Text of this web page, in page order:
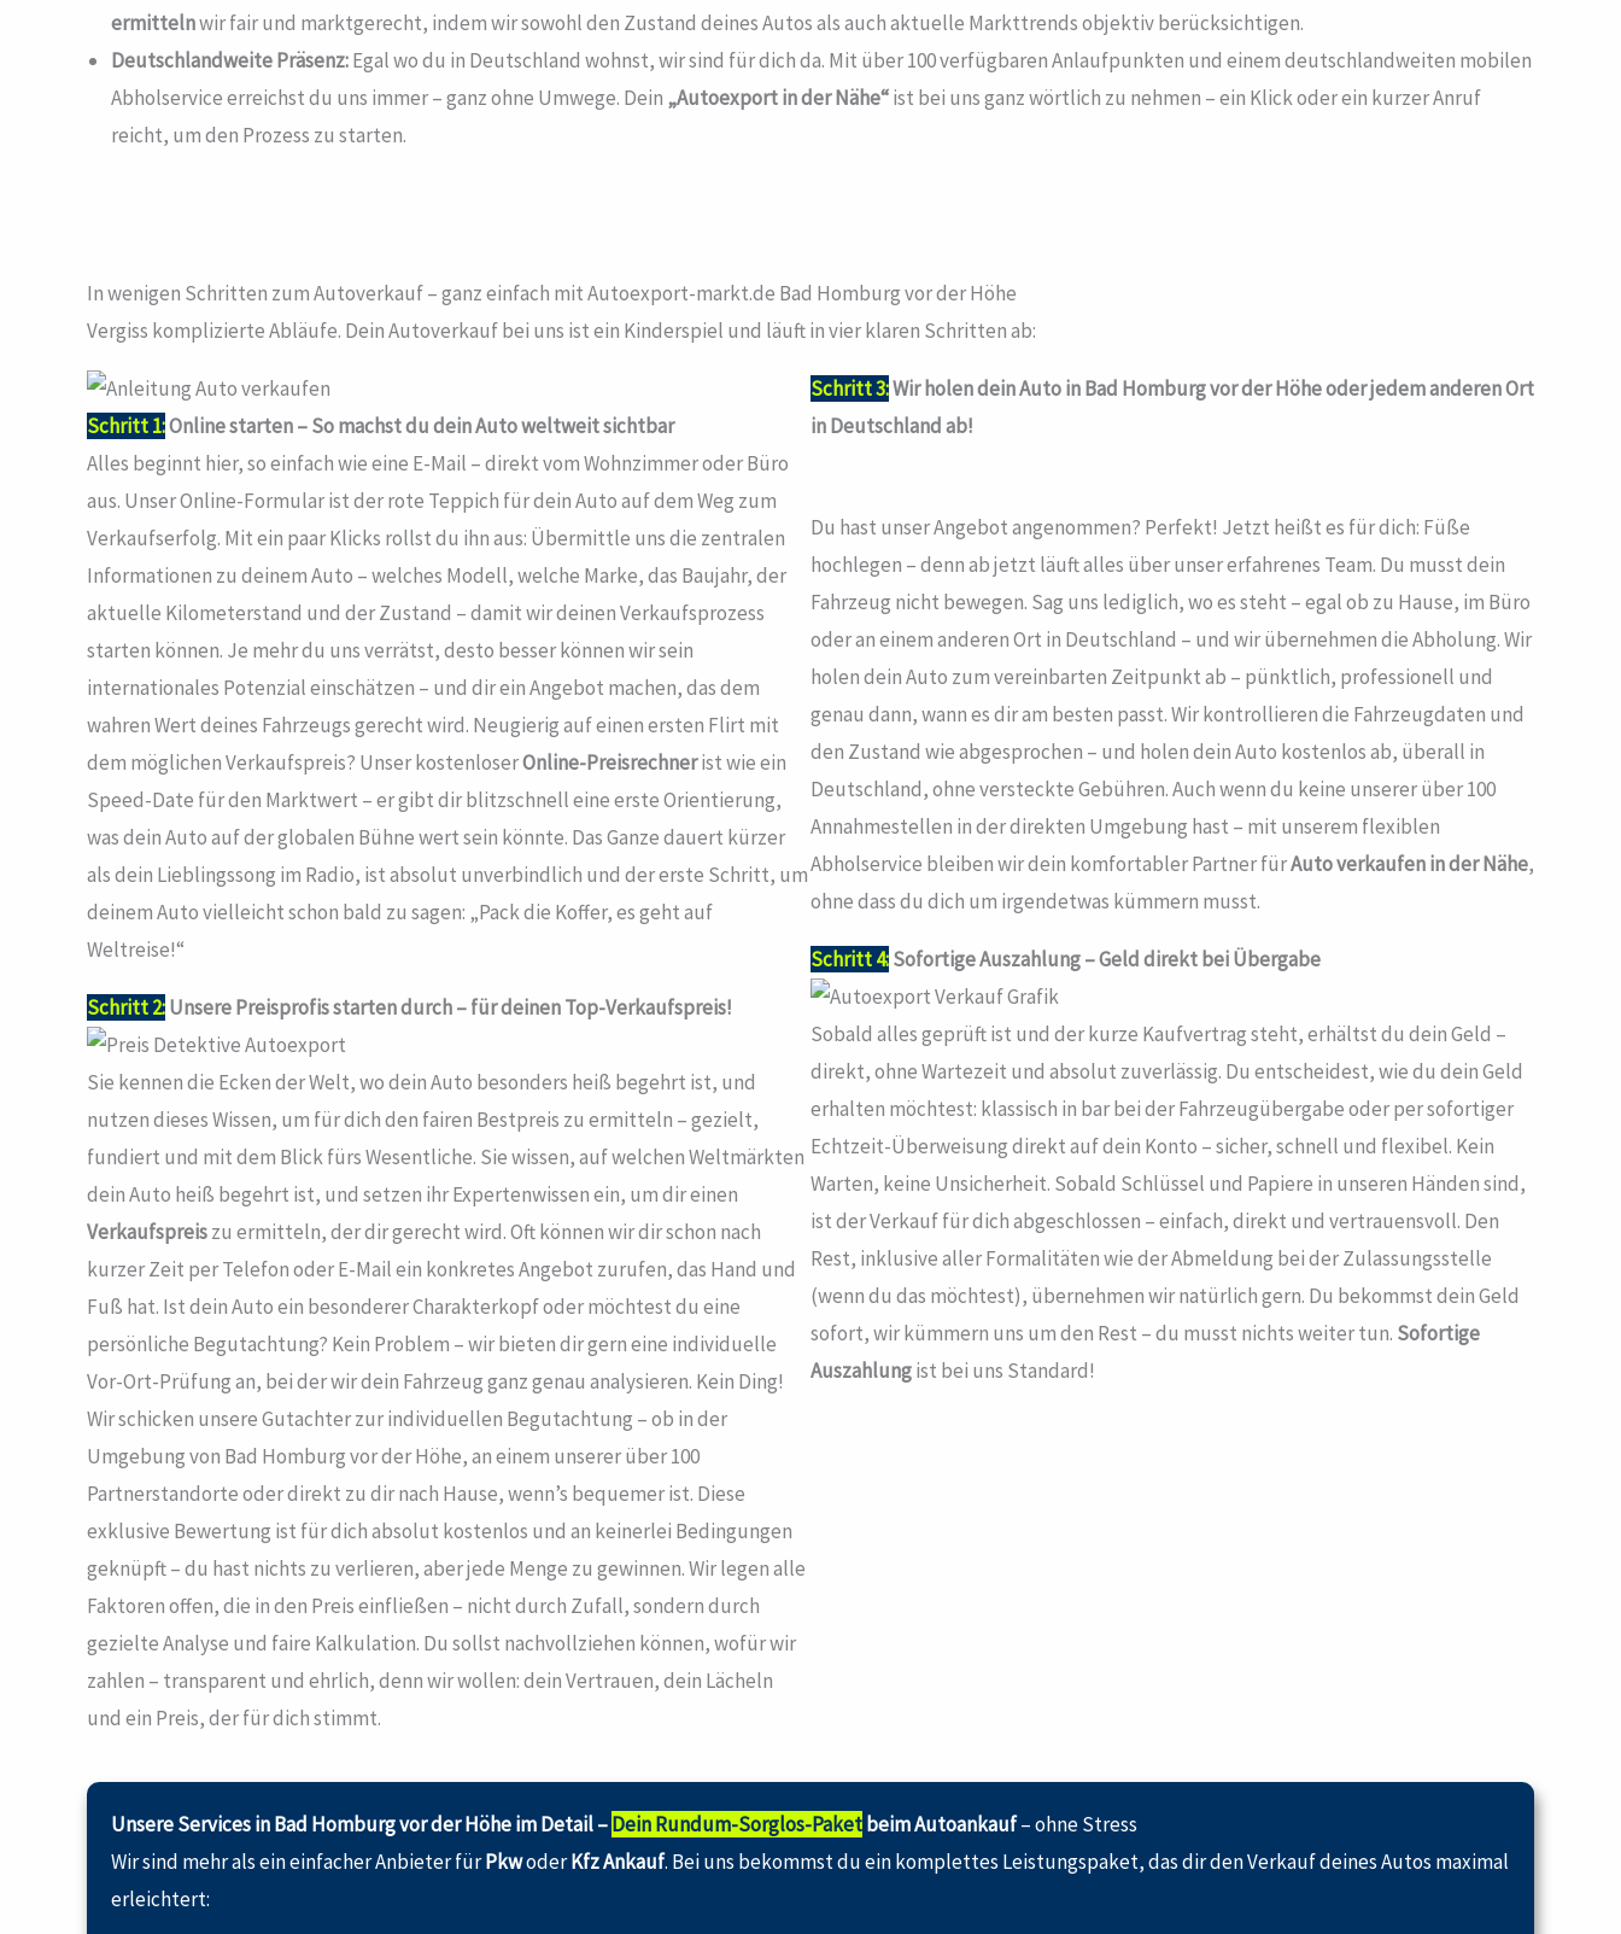
ermittelnwir fair und marktgerecht, indem wir sowohl den Zustand deines Autos als auch aktuelle Markttrends objektiv berücksichtigen.
Deutschlandweite Präsenz:Egal wo du in Deutschland wohnst, wir sind für dich da. Mit über 100 verfügbaren Anlaufpunkten und einem deutschlandweiten mobilen
Abholservice erreichst du uns immer – ganz ohne Umwege. Dein „Autoexport in der Nähe“ist bei uns ganz wörtlich zu nehmen – ein Klick oder ein kurzer Anruf
reicht, um den Prozess zu starten.
In wenigen Schritten zum Autoverkauf – ganz einfach mit Autoexport-markt.de Bad Homburg vor der Höhe
Vergiss komplizierte Abläufe. Dein Autoverkauf bei uns ist ein Kinderspiel und läuft in vier klaren Schritten ab:
Schritt 1:Online starten – So machst du dein Auto weltweit sichtbar
Alles beginnt hier, so einfach wie eine E-Mail – direkt vom Wohnzimmer oder Büro
aus. Unser Online-Formular ist der rote Teppich für dein Auto auf dem Weg zum
Verkaufserfolg. Mit ein paar Klicks rollst du ihn aus: Übermittle uns die zentralen
Informationen zu deinem Auto – welches Modell, welche Marke, das Baujahr, der
aktuelle Kilometerstand und der Zustand – damit wir deinen Verkaufsprozess
starten können. Je mehr du uns verrätst, desto besser können wir sein
internationales Potenzial einschätzen – und dir ein Angebot machen, das dem
wahren Wert deines Fahrzeugs gerecht wird. Neugierig auf einen ersten Flirt mit
dem möglichen Verkaufspreis? Unser kostenloserOnline-Preisrechnerist wie ein
Speed-Date für den Marktwert – er gibt dir blitzschnell eine erste Orientierung,
was dein Auto auf der globalen Bühne wert sein könnte. Das Ganze dauert kürzer
als dein Lieblingssong im Radio, ist absolut unverbindlich und der erste Schritt, um
deinem Auto vielleicht schon bald zu sagen: „Pack die Koffer, es geht auf
Weltreise!“
Schritt 2:Unsere Preisprofis starten durch – für deinen Top-Verkaufspreis!
Sie kennen die Ecken der Welt, wo dein Auto besonders heiß begehrt ist, und
nutzen dieses Wissen, um für dich den fairen Bestpreis zu ermitteln – gezielt,
fundiert und mit dem Blick fürs Wesentliche. Sie wissen, auf welchen Weltmärkten
dein Auto heiß begehrt ist, und setzen ihr Expertenwissen ein, um dir einen
Verkaufspreiszu ermitteln, der dir gerecht wird. Oft können wir dir schon nach
kurzer Zeit per Telefon oder E-Mail ein konkretes Angebot zurufen, das Hand und
Fuß hat. Ist dein Auto ein besonderer Charakterkopf oder möchtest du eine
persönliche Begutachtung? Kein Problem – wir bieten dir gern eine individuelle
Vor-Ort-Prüfung an, bei der wir dein Fahrzeug ganz genau analysieren. Kein Ding!
Wir schicken unsere Gutachter zur individuellen Begutachtung – ob in der
Umgebung von Bad Homburg vor der Höhe, an einem unserer über 100
Partnerstandorte oder direkt zu dir nach Hause, wenn’s bequemer ist. Diese
exklusive Bewertung ist für dich absolut kostenlos und an keinerlei Bedingungen
geknüpft – du hast nichts zu verlieren, aber jede Menge zu gewinnen. Wir legen alle
Faktoren offen, die in den Preis einfließen – nicht durch Zufall, sondern durch
gezielte Analyse und faire Kalkulation. Du sollst nachvollziehen können, wofür wir
zahlen – transparent und ehrlich, denn wir wollen: dein Vertrauen, dein Lächeln
und ein Preis, der für dich stimmt.
Schritt 3:Wir holen dein Auto in Bad Homburg vor der Höhe oder jedem anderen Ort
in Deutschland ab!
Du hast unser Angebot angenommen? Perfekt! Jetzt heißt es für dich: Füße
hochlegen – denn ab jetzt läuft alles über unser erfahrenes Team. Du musst dein
Fahrzeug nicht bewegen. Sag uns lediglich, wo es steht – egal ob zu Hause, im Büro
oder an einem anderen Ort in Deutschland – und wir übernehmen die Abholung. Wir
holen dein Auto zum vereinbarten Zeitpunkt ab – pünktlich, professionell und
genau dann, wann es dir am besten passt. Wir kontrollieren die Fahrzeugdaten und
den Zustand wie abgesprochen – und holen dein Auto kostenlos ab, überall in
Deutschland, ohne versteckte Gebühren. Auch wenn du keine unserer über 100
Annahmestellen in der direkten Umgebung hast – mit unserem flexiblen
Abholservice bleiben wir dein komfortabler Partner fürAuto verkaufen in der Nähe,
ohne dass du dich um irgendetwas kümmern musst.
Schritt 4:Sofortige Auszahlung – Geld direkt bei Übergabe
Sobald alles geprüft ist und der kurze Kaufvertrag steht, erhältst du dein Geld –
direkt, ohne Wartezeit und absolut zuverlässig. Du entscheidest, wie du dein Geld
erhalten möchtest: klassisch in bar bei der Fahrzeugübergabe oder per sofortiger
Echtzeit-Überweisung direkt auf dein Konto – sicher, schnell und flexibel. Kein
Warten, keine Unsicherheit. Sobald Schlüssel und Papiere in unseren Händen sind,
ist der Verkauf für dich abgeschlossen – einfach, direkt und vertrauensvoll. Den
Rest, inklusive aller Formalitäten wie der Abmeldung bei der Zulassungsstelle
(wenn du das möchtest), übernehmen wir natürlich gern. Du bekommst dein Geld
sofort, wir kümmern uns um den Rest – du musst nichts weiter tun. Sofortige
Auszahlungist bei uns Standard!
Unsere Services in Bad Homburg vor der Höhe im Detail –Dein Rundum-Sorglos-Paketbeim Autoankauf– ohne Stress
Wir sind mehr als ein einfacher Anbieter fürPkwoderKfz Ankauf. Bei uns bekommst du ein komplettes Leistungspaket, das dir den Verkauf deines Autos maximal
erleichtert: